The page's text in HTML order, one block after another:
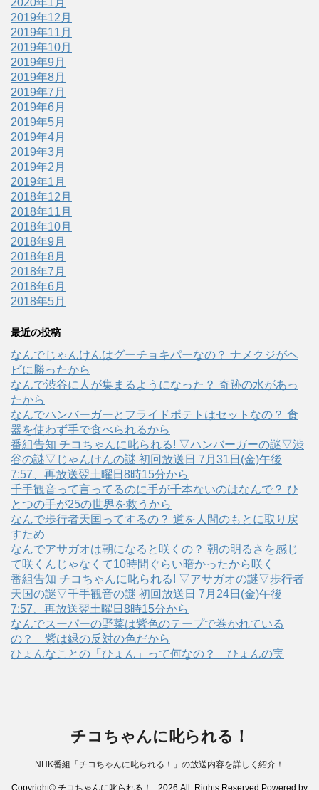
2020年1月
2019年12月
2019年11月
2019年10月
2019年9月
2019年8月
2019年7月
2019年6月
2019年5月
2019年4月
2019年3月
2019年2月
2019年1月
2018年12月
2018年11月
2018年10月
2018年9月
2018年8月
2018年7月
2018年6月
2018年5月
最近の投稿
なんでじゃんけんはグーチョキパーなの？ ナメクジがヘ
ビに勝ったから
なんで渋谷に人が集まるようになった？ 奇跡の水があっ
たから
なんでハンバーガーとフライドポテトはセットなの？ 食
器を使わず手で食べられるから
番組告知 チコちゃんに叱られる! ▽ハンバーガーの謎▽渋
谷の謎▽じゃんけんの謎 初回放送日 7月31日(金)午後
7:57、再放送翌土曜日8時15分から
千手観音って言ってるのに手が千本ないのはなんで？ ひ
とつの手が25の世界を救うから
なんで歩行者天国ってするの？ 道を人間のもとに取り戻
すため
なんでアサガオは朝になると咲くの？ 朝の明るさを感じ
て咲くんじゃなくて10時間ぐらい暗かったから咲く
番組告知 チコちゃんに叱られる! ▽アサガオの謎▽歩行者
天国の謎▽千手観音の謎 初回放送日 7月24日(金)午後
7:57、再放送翌土曜日8時15分から
なんでスーパーの野菜は紫色のテープで巻かれている
の？ 紫は緑の反対の色だから
ひょんなことの「ひょん」って何なの？ ひょんの実
チコちゃんに叱られる！
NHK番組「チコちゃんに叱られる！」の放送内容を詳しく紹介！
Copyright© チコちゃんに叱られる！ , 2026 All Rights Reserved Powered by